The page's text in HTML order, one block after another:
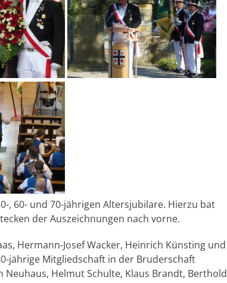
, 60- und 70-jährigen Altersjubilare. Hierzu bat
der Auszeichnungen nach vorne.
Hermann-Josef Wacker, Heinrich Künsting und
jährige Mitgliedschaft in der Bruderschaft
Helmut Schulte, Klaus Brandt, Berthold